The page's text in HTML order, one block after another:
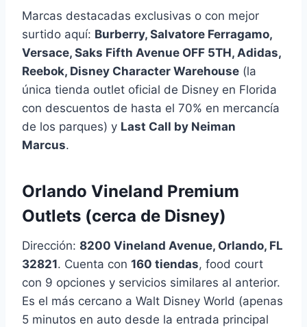
Marcas destacadas exclusivas o con mejor
surtido aquí: Burberry, Salvatore Ferragamo,
Versace, Saks Fifth Avenue OFF 5TH, Adidas,
Reebok, Disney Character Warehouse (la
única tienda outlet oficial de Disney en Florida
con descuentos de hasta el 70% en mercancía
de los parques) y Last Call by Neiman
Marcus.
Orlando Vineland Premium
Outlets (cerca de Disney)
Dirección: 8200 Vineland Avenue, Orlando, FL
32821. Cuenta con 160 tiendas, food court
con 9 opciones y servicios similares al anterior.
Es el más cercano a Walt Disney World (apenas
5 minutos en auto desde la entrada principal